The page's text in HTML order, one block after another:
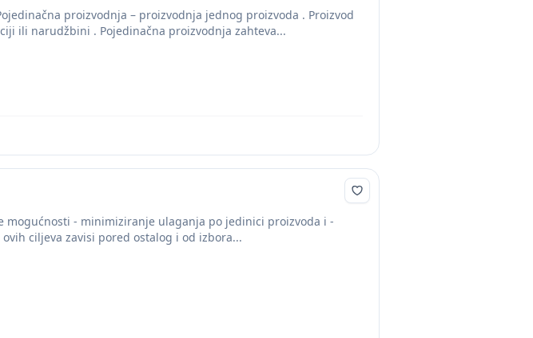
proizvodnja – proizvodnja jednog proizvoda . Proizvod
ili narudžbini . Pojedinačna proizvodnja zahteva...
mogućnosti - minimiziranje ulaganja po jedinici proizvoda i -
ciljeva zavisi pored ostalog i od izbora...